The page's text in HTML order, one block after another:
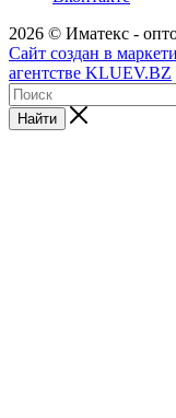
2026 © Иматекс -
Сайт создан в
агентстве KLUEV.BZ
Найти